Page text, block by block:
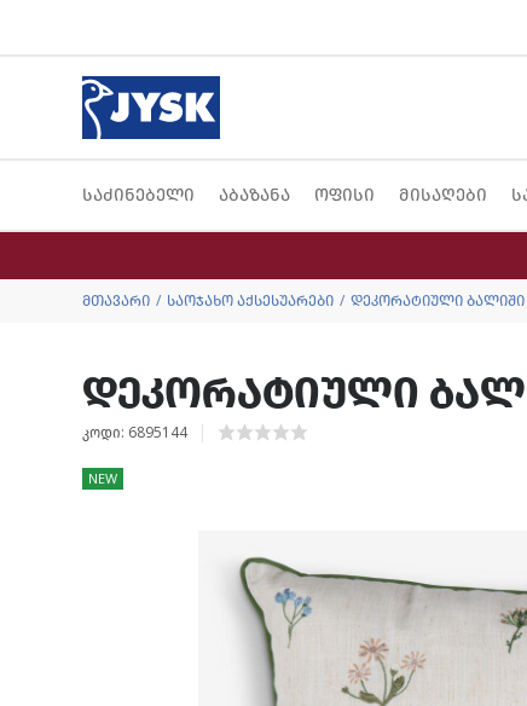
საძინებელი აბაზანა ოფისი მისაღები
მთავარი საოჯახო აქსესუარები დეკორატიული ბალიში
დეკორატიული
კოდი: 6895144
NEW